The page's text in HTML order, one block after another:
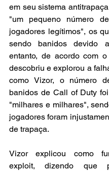
em seu sistema
"um pequeno número
jogadores legítimos", os
sendo banidos devido
entanto, de acordo com
descobriu e explorou a
como Vizor, o número
banidos de Call of Duty
"milhares e milhares",
jogadores foram
de trapaça.
Vizor explicou como
exploit, dizendo que